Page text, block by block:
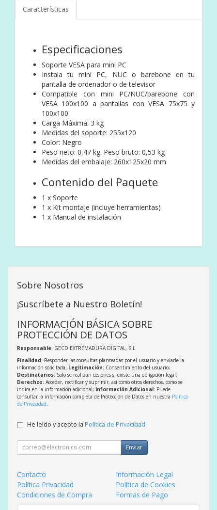
Características
Especificaciones
Soporte VESA para mini PC
Instala tu mini PC, NUC o barebone en tu
pantalla de ordenador o de televisor
Compatible con mini PC/NUC/barebone con
VESA 100x100 a pantallas con VESA 75x75 y
100x100
Carga Máxima: 3 kg
Medidas del soporte: 255x120
Color: Negro
Peso neto: 0,47 kg. Peso bruto: 0,53 kg
Medidas del embalaje: 260x125x20 mm
Contenido del Paquete
1 x Soporte
1 x Kit montaje (incluye herramientas)
1 x Manual de instalación
Sobre Nosotros
¡Suscríbete a Nuestro Boletín!
INFORMACIÓN BÁSICA SOBRE
PROTECCIÓN DE DATOS
Responsable: GECD EXTREMADURA DIGITAL, S.L
Finalidad: Responder las consultas planteadas por el usuario y enviarle la
información solicitada; Legitimación: Consentimiento del usuario;
Destinatarios: Solo se realizan cesiones si existe una obligación legal;
Derechos: Acceder, rectificar y suprimir, así como otros derechos, como se
indica en la información adicional; Información Adicional: Puede
consultar la información completa de Protección de Datos en nuestra Política
de Privacidad
He leído y acepto la Política de Privacidad.
Enviar
Contacto
Información Legal
Política Privacidad
Política de Cookies
Condiciones de Compra
Formas de Pago